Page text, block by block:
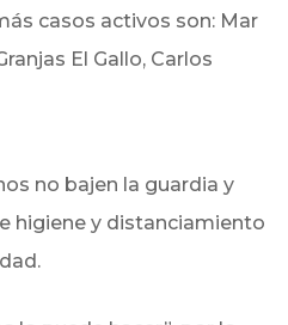
casos activos son: Mar
El Gallo, Carlos
no bajen la guardia y
higiene y distanciamiento